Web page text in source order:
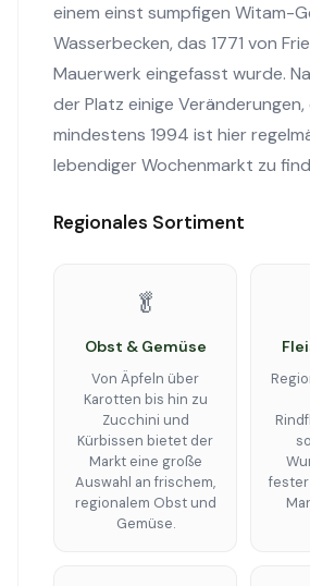
einem einst sumpfigen Witam-
Wasserbecken, das 1771 von
Mauerwerk eingefasst wurde.
der Platz einige
mindestens 1994 ist hier
lebendiger Wochenmarkt zu
Regionales Sortiment
🥬
Obst & Gemüse
Von Äpfeln über
Karotten bis hin zu
Zucchini und
Kürbissen bietet der
Markt eine große
Auswahl an frischem,
regionalem Obst und
Gemüse.